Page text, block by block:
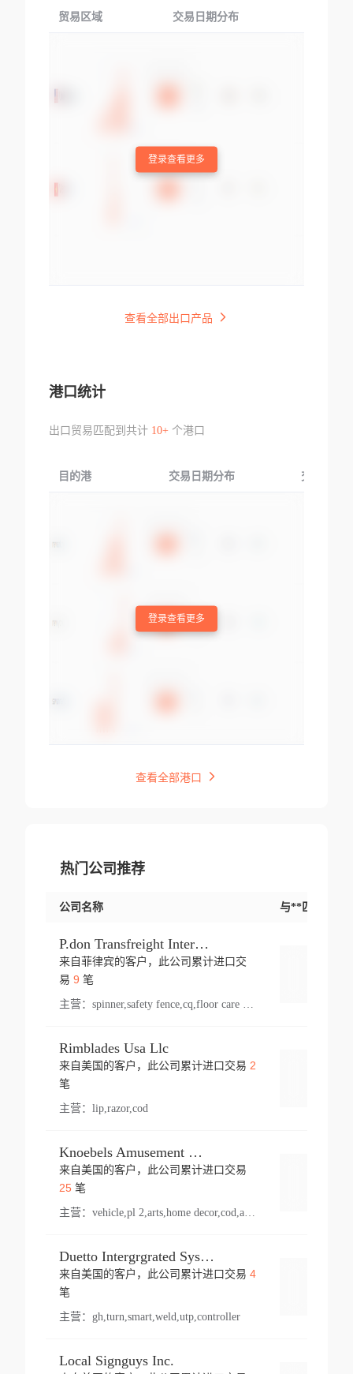
贸易区域 交易日期分布
登录查看更多
查看全部出口产品
港口统计
出口贸易匹配到共计 10+个港口
目的港 交易日期分布 交易产品
登录查看更多
查看全部港口
热门公司推荐
公司名称 与**匹配交易
P.don Transfreight International
来自菲律宾的客户，此公司累计进口交
易 9 笔
主营：
Rimblades Usa Llc
来自美国的客户，此公司累计进口交易 2
笔
主营： lip,razor,cod
Knoebels Amusement Resort
来自美国的客户，此公司累计进口交易
25笔
主营： vehicle,pl 2,arts,home decor,cod,amusement ride,sea
Duetto Intergrgrated Systems Inc.
来自美国的客户，此公司累计进口交易 4
笔
主营： gh,turn,smart,weld,utp,controller
Local Signguys Inc.